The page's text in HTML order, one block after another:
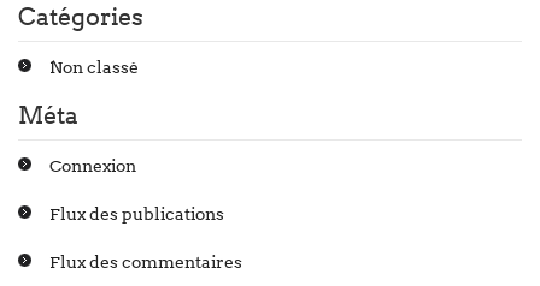
Catégories
Non classé
Méta
Connexion
Flux des publications
Flux des commentaires